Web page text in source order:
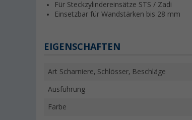
Für Steckzylindereinsätze STS / Zadi
Einsetzbar für Wandstärken bis 28 mm
EIGENSCHAFTEN
Art Scharniere, Schlösser, Beschläge
Ausführung
Farbe